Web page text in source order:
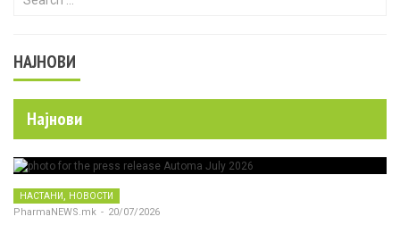
НАЈНОВИ
Најнови
НАСТАНИ НОВОСТИ
PharmaNEWS.mk - 20/07/2026